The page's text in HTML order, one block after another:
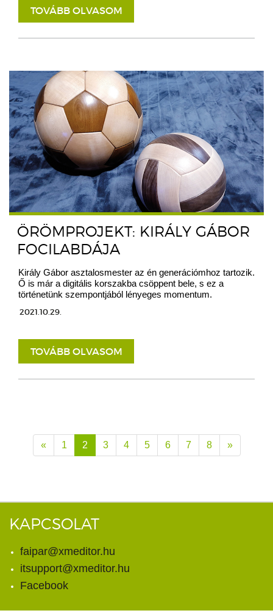
TOVÁBB OLVASOM
ÖRÖMPROJEKT: KIRÁLY GÁBOR
FOCILABDÁJA
Király Gábor asztalosmester az én generációmhoz tartozik.
Ő is már a digitális korszakba csöppent bele, s ez a
történetünk szempontjából lényeges momentum.
2021.10.29.
TOVÁBB OLVASOM
« 1 2 3 4 5 6 7 8 »
KAPCSOLAT
faipar@xmeditor.hu
itsupport@xmeditor.hu
Facebook